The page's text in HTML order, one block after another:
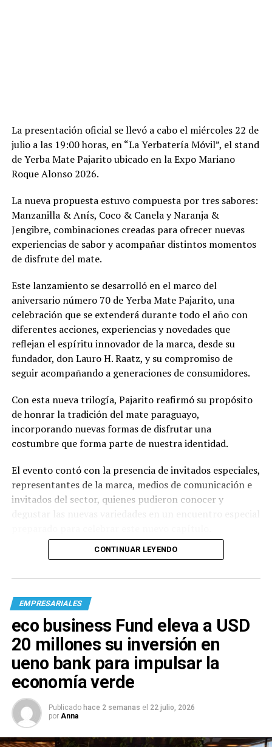
La presentación oficial se llevó a cabo el miércoles 22 de
julio a las 19:00 horas, en “La Yerbatería Móvil”, el stand
de Yerba Mate Pajarito ubicado en la Expo Mariano
Roque Alonso 2026.
La nueva propuesta estuvo compuesta por tres sabores:
Manzanilla & Anís, Coco & Canela y Naranja &
Jengibre, combinaciones creadas para ofrecer nuevas
experiencias de sabor y acompañar distintos momentos
de disfrute del mate.
Este lanzamiento se desarrolló en el marco del
aniversario número 70 de Yerba Mate Pajarito, una
celebración que se extenderá durante todo el año con
diferentes acciones, experiencias y novedades que
reflejan el espíritu innovador de la marca, desde su
fundador, don Lauro H. Raatz, y su compromiso de
seguir acompañando a generaciones de consumidores.
Con esta nueva trilogía, Pajarito reafirmó su propósito
de honrar la tradición del mate paraguayo,
incorporando nuevas formas de disfrutar una
costumbre que forma parte de nuestra identidad.
El evento contó con la presencia de invitados especiales,
representantes de la marca, medios de comunicación e
invitados del sector, quienes pudieron conocer y
CONTINUAR LEYENDO
EMPRESARIALES
eco business Fund eleva a USD
20 millones su inversión en
ueno bank para impulsar la
economía verde
Publicado hace 2 semanas el 22 julio, 2026
por Anna